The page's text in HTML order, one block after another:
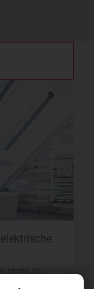
stets in